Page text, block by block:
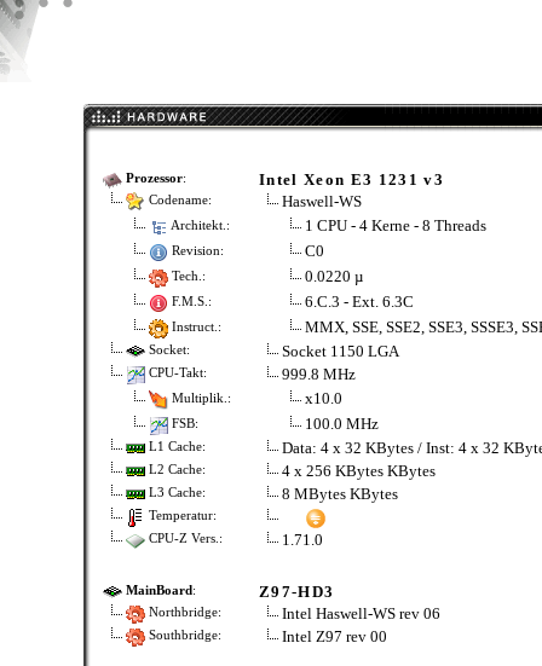
Prozessor: Intel Xeon E3 1231 v3
Codename: Haswell-WS
Architekt.: 1 CPU - 4 Kerne - 8 Threads
Revision: C0
Tech.: 0.0220 µ
F.M.S.: 6.C.3 - Ext. 6.3C
Instruct.: MMX, SSE, SSE2, SSE3, SSSE3,
Socket: Socket 1150 LGA
CPU-Takt: 999.8 MHz
Multiplik.: x10.0
FSB: 100.0 MHz
L1 Cache: Data: 4 x 32 KBytes / Inst: 4 x 32
L2 Cache: 4 x 256 KBytes KBytes
L3 Cache: 8 MBytes KBytes
Temperatur:
CPU-Z Vers.:
1.71.0
MainBoard: Z97-HD3
Northbridge: Intel Haswell-WS rev 06
Southbridge: Intel Z97 rev 00